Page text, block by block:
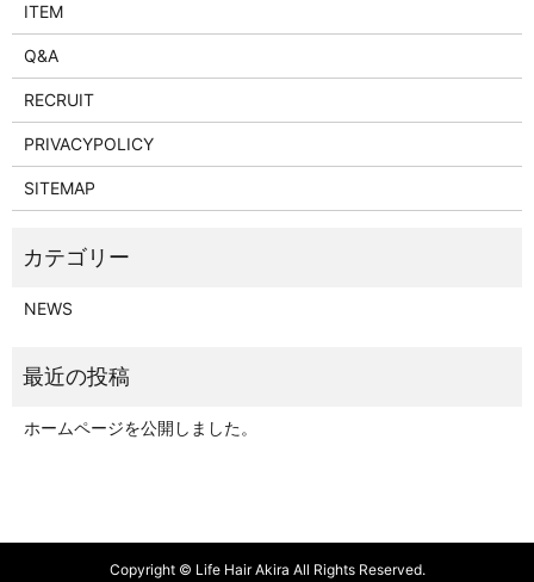
ITEM
Q&A
RECRUIT
PRIVACYPOLICY
SITEMAP
NEWS
ホームページを公開しました。
Copyright © Life Hair Akira All Rights Reserved.